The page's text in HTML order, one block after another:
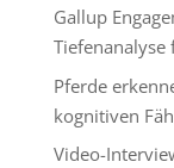
Gallup
Pferde
kognitiven
Video-